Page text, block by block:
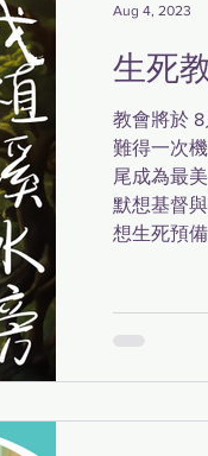
生死
教會將於 8
難得一次
尾成為最
默想基督
想生死預
Aug 4, 2023